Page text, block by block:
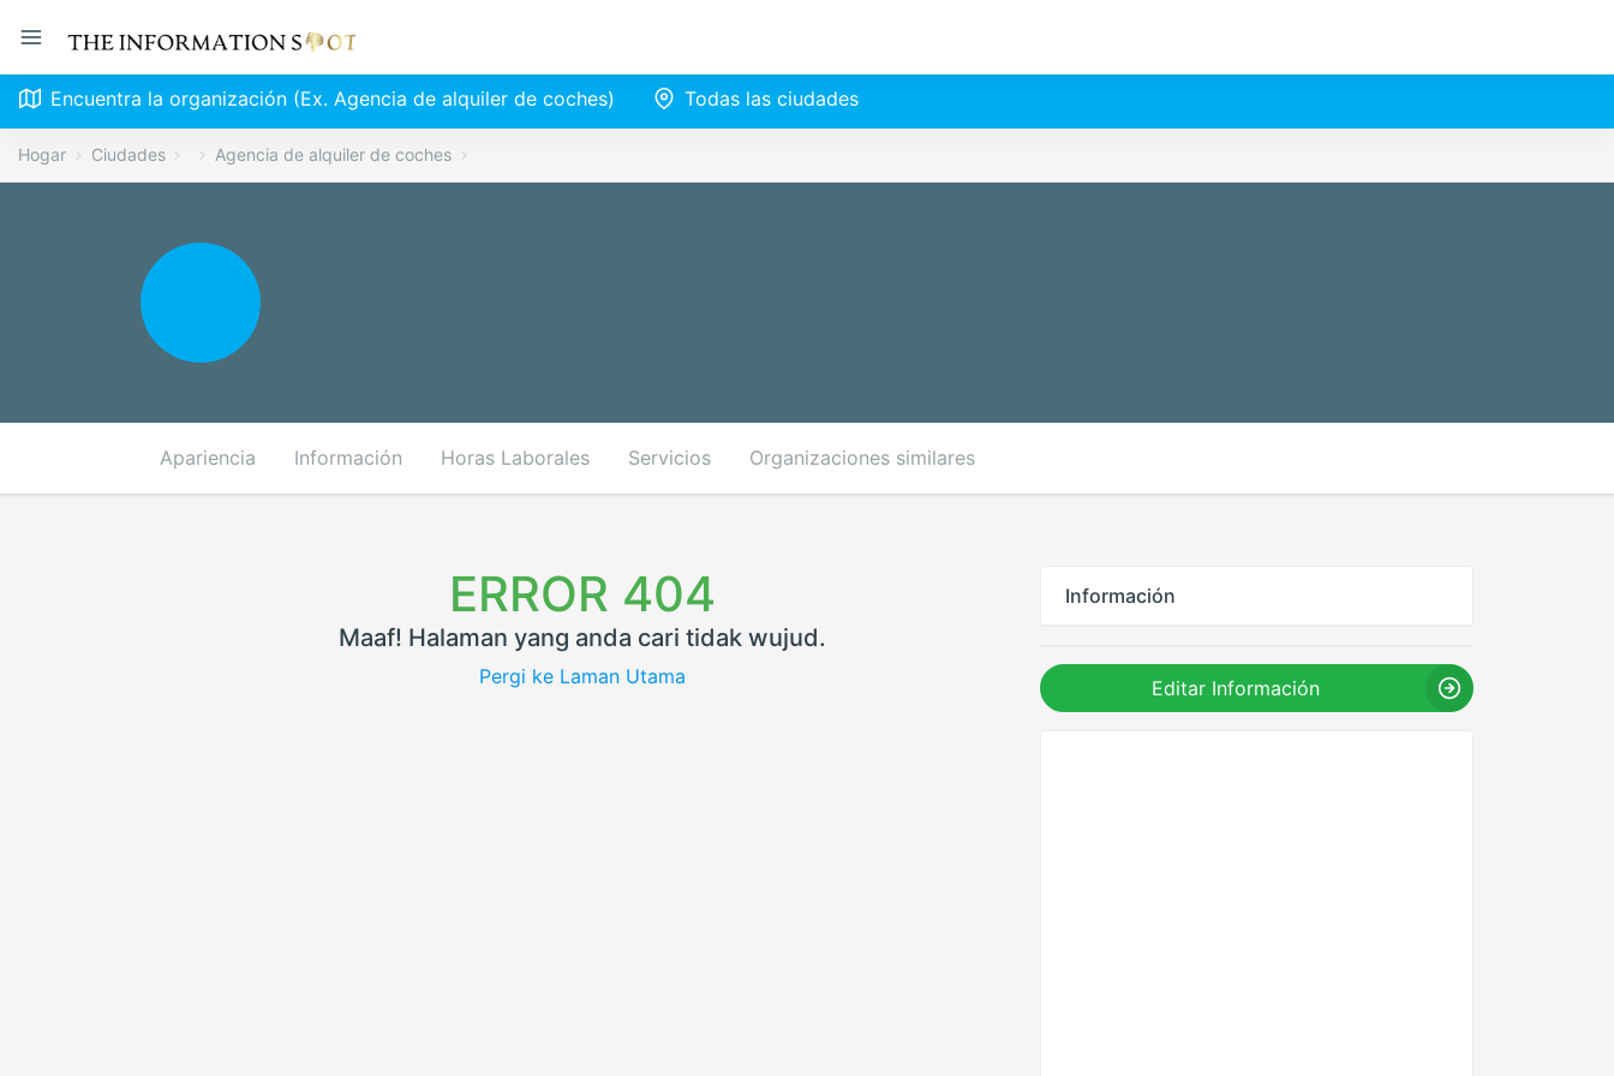
Encuentra la organización (Ex. Agencia de alquiler de coches) Todas las ciudades
Hogar Ciudades Agencia de alquiler de coches
Apariencia Información Horas Laborales Servicios Organizaciones similares
ERROR 404
Maaf! Halaman yang anda cari tidak wujud.
Pergi ke Laman Utama
Información
Editar Información